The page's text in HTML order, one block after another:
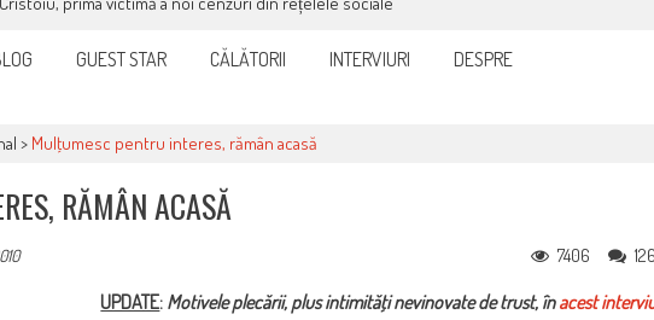
GUEST STAR CĂLĂTORII INTERVIURI DESPRE
> Mulţumesc pentru interes, rămân acasă
RĂMÂN ACASĂ
7406
UPDATE: Motivele plecării, plus intimităţi nevinovate de trust, înacest